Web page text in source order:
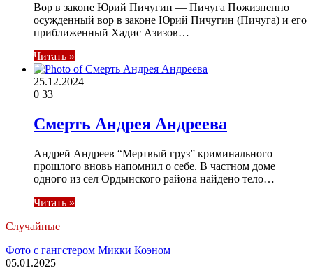
Вор в законе Юрий Пичугин — Пичуга Пожизненно
осужденный вор в законе Юрий Пичугин (Пичуга) и его
приближенный Хадис Азизов…
Читать »
25.12.2024
0 33
Смерть Андрея Андреева
Андрей Андреев “Мертвый груз” криминального
прошлого вновь напомнил о себе. В частном доме
одного из сел Ордынского района найдено тело…
Читать »
Случайные
Фото с гангстером Микки Коэном
05.01.2025